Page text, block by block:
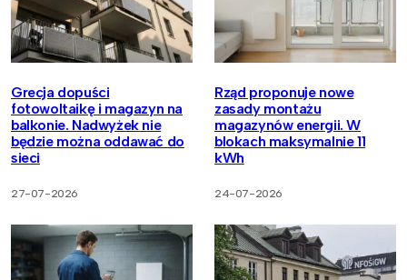
Grecja dopuści
fotowoltaikę i magazyn na
balkonie. Nadwyżek nie
będzie można oddawać do
sieci
27-07-2026
Rząd proponuje nowe
zasady montażu
magazynów energii. W
blokach maksymalnie 11
kWh
24-07-2026